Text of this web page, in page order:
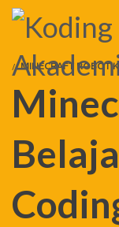
HOME
ARTICLE
MINECRAFT